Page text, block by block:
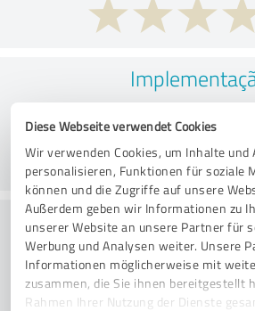
Diese Webseite verwendet Cookies
Wir verwenden Cookies, um Inhalte und
personalisieren, Funktionen für soziale
können und die Zugriffe auf unsere
Außerdem geben wir Informationen zu
unserer Website an unsere Partner für
Werbung und Analysen weiter. Unsere
Informationen möglicherweise mit
zusammen, die Sie ihnen bereitgestellt
Rahmen Ihrer Nutzung der Dienste
Consultoria